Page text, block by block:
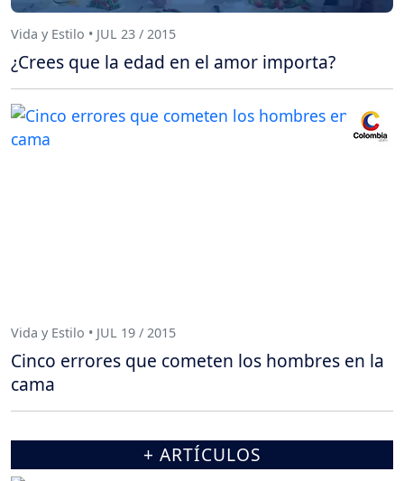
Vida y Estilo • JUL 23 / 2015
¿Crees que la edad en el amor importa?
Vida y Estilo • JUL 19 / 2015
Cinco errores que cometen los hombres en la
cama
+ ARTÍCULOS